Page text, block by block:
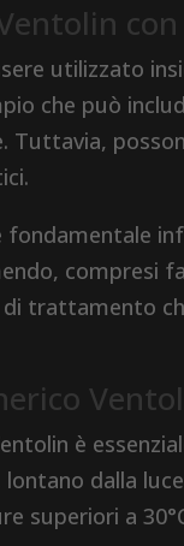
utilizzato
che può
Tuttavia,
fondamentale
compresi
trattamento
è
dalla
superiori a